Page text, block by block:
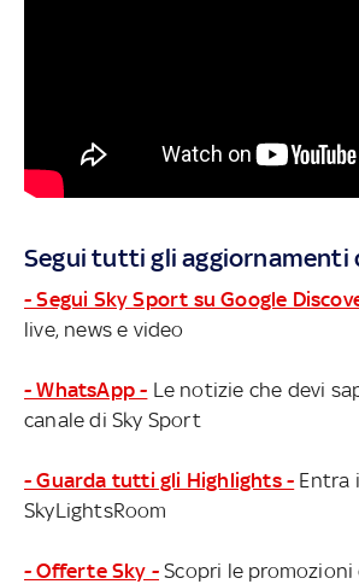
Segui tutti gli aggiornamenti
- Segui Sky Sport su Google
live, news e video
- WhatsApp - Le notizie che devi
canale di Sky Sport
- Guarda tutti gli Highlights - Entra
SkyLightsRoom
- Offerte Sky - Scopri le